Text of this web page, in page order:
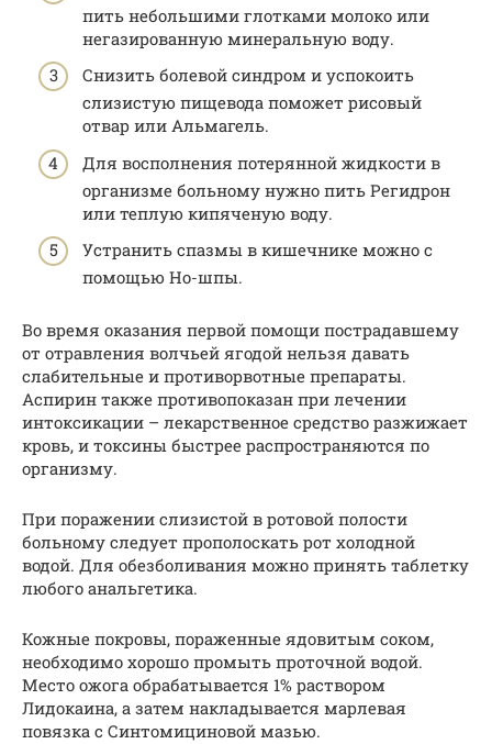
пить небольшими глотками молоко или
негазированную минеральную воду.
Снизить болевой синдром и успокоить
слизистую пищевода поможет рисовый
отвар или Альмагель.
Для восполнения потерянной жидкости в
организме больному нужно пить Регидрон
или теплую кипяченую воду.
Устранить спазмы в кишечнике можно с
помощью Но-шпы.
Во время оказания первой помощи пострадавшему
от отравления волчьей ягодой нельзя давать
слабительные и противорвотные препараты.
Аспирин также противопоказан при лечении
интоксикации – лекарственное средство разжижает
кровь, и токсины быстрее распространяются по
организму.
При поражении слизистой в ротовой полости
больному следует прополоскать рот холодной
водой. Для обезболивания можно принять таблетку
любого анальгетика.
Кожные покровы, пораженные ядовитым соком,
необходимо хорошо промыть проточной водой.
Место ожога обрабатывается 1% раствором
Лидокаина, а затем накладывается марлевая
повязка с Синтомициновой мазью.